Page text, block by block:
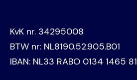
KvK nr. 34295008
BTW nr: NL8190.52.905.B01
IBAN: NL33 RABO 0134 1465 81